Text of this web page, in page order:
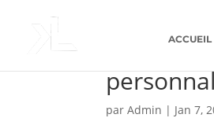
ACCUEIL
parAdmin | Jan 7,